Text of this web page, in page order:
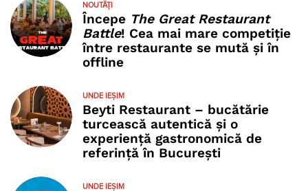
NOUTĂȚI
Începe The Great Restaurant
Battle! Cea mai mare competiție
între restaurante se mută și în
offline
UNDE IEȘIM
Beyti Restaurant – bucătărie
turcească autentică și o
experiență gastronomică de
referință în București
UNDE IEȘIM